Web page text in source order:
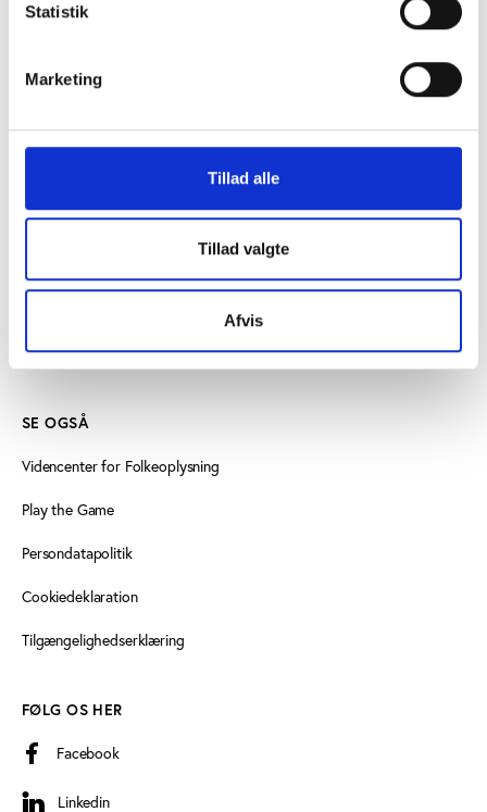
Statistik
Marketing
Tillad alle
Tillad valgte
Afvis
KONTAKT OS
Vester Allé 8B, 3. sal, 8000 Aarhus C
+45 3266 1030
Læs mere om instituttet
SE OGSÅ
Videncenter for Folkeoplysning
Play the Game
Persondatapolitik
Cookiedeklaration
Tilgængelighedserklæring
FØLG OS HER
Facebook
Linkedin